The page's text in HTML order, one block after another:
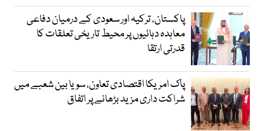
پاکستان، ترکیہ اور سعودی کے درمیان دفاعی
معاہدہ دہائیوں پر محیط تاریخی تعلقات کا
قدرتی ارتقا
پاک امریکا اقتصادی تعاون، سویا بین شعبے میں
شراکت داری مزید بڑھانے پر اتفاق